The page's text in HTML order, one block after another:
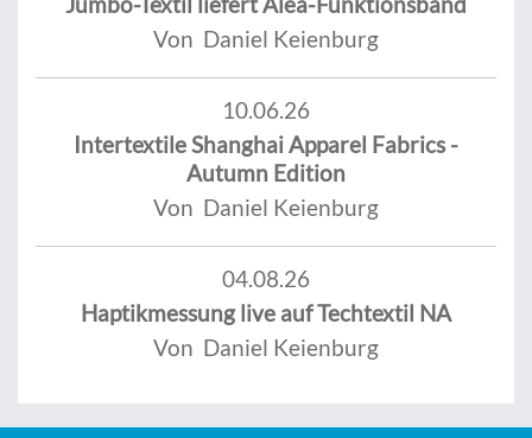
Von Daniel Keienburg
10.06.26
Intertextile Shanghai Apparel Fabrics -
Autumn Edition
Von Daniel Keienburg
04.08.26
Haptikmessung live auf Techtextil NA
Von Daniel Keienburg